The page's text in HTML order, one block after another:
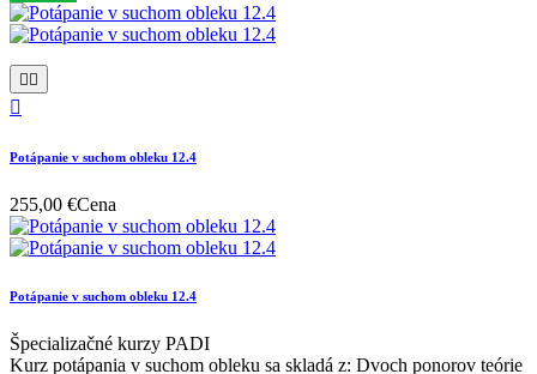


Potápanie v suchom obleku 12.4
255,00 €Cena
Potápanie v suchom obleku 12.4
Špecializačné kurzy PADI
Kurz potápania v suchom obleku sa skladá z: Dvoch ponorov teórie